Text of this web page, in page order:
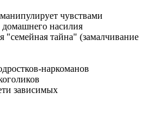
чувствами
домашнего насилия
"семейная тайна" (замалчивание
наркоманов
зависимых